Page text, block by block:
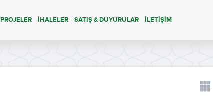
PROJELER İHALELER SATIŞ & DUYURULAR İLETİŞİM